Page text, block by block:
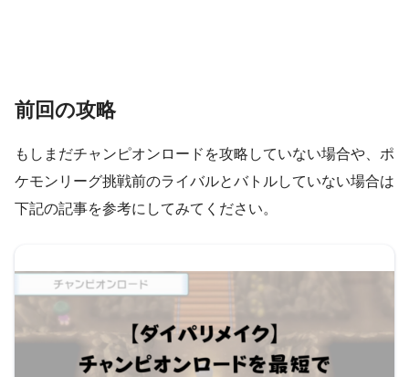
前回の攻略
もしまだチャンピオンロードを攻略していない場合や、ポ
ケモンリーグ挑戦前のライバルとバトルしていない場合は
下記の記事を参考にしてみてください。